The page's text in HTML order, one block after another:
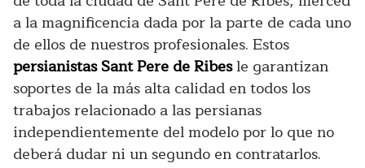
a la magnificencia dada por la parte de cada uno
de ellos de nuestros profesionales. Estos
persianistas Sant Pere de Ribesle garantizan
soportes de la más alta calidad en todos los
trabajos relacionado a las persianas
independientemente del modelo por lo que no
deberá dudar ni un segundo en contratarlos.